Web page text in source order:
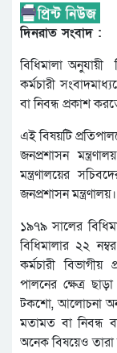
দিনরাত সংবাদ :
বিধিমালা অনুযায়ী
কর্মচারী
বা নিবন্ধ প্রকাশ
এই বিষয়টি
জনপ্রশাসন
মন্ত্রণালয়ের
জনপ্রশাসন মন্ত্রণালয়।
১৯৭৯ সালের
বিধিমালার ২২
কর্মচারী
পালনের ক্ষেত্র
টকশো, আলোচনা
মতামত বা নিবন্ধ
অনেক বিষয়েও তারা